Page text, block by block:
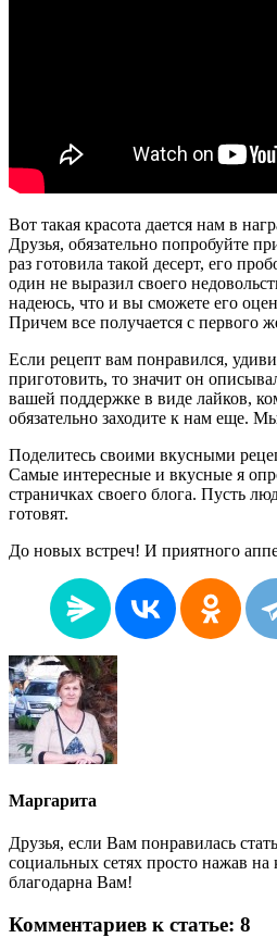
Вот такая красота дается нам в
Друзья, обязательно попробуйте
раз готовила такой десерт, его
один не выразил своего
надеюсь, что и вы сможете его
Причем все получается с первого
Если рецепт вам понравился,
приготовить, то значит он
вашей поддержке в виде лайков,
обязательно заходите к нам еще.
Поделитесь своими вкусными
Самые интересные и вкусные я
страничках своего блога. Пусть
готовят.
До новых встреч! И приятного
Маргарита
Друзья, если Вам понравилась
социальных сетях просто нажав
благодарна Вам!
Комментариев к статье: 8